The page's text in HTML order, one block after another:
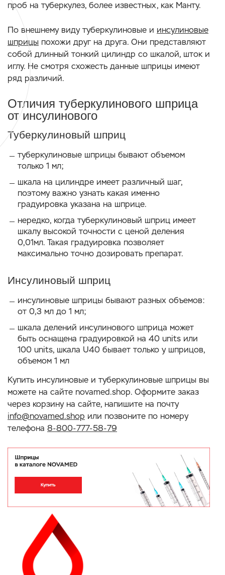
проб на туберкулез, более известных, как Манту.
По внешнему виду туберкулиновые и инсулиновые
шприцы похожи друг на друга. Они представляют
собой длинный тонкий цилиндр со шкалой, шток и
иглу. Не смотря схожесть данные шприцы имеют
ряд различий.
Отличия туберкулинового шприца
от инсулинового
Туберкулиновый шприц
туберкулиновые шприцы бывают объемом
только 1 мл;
шкала на цилиндре имеет различный шаг,
поэтому важно узнать какая именно
градуировка указана на шприце.
нередко, когда туберкулиновый шприц имеет
шкалу высокой точности с ценой деления
0,01мл. Такая градуировка позволяет
максимально точно дозировать препарат.
Инсулиновый шприц
инсулиновые шприцы бывают разных объемов:
от 0,3 мл до 1 мл;
шкала делений инсулинового шприца может
быть оснащена градуировкой на 40 units или
100 units, шкала U40 бывает только у шприцов,
объемом 1 мл
Купить инсулиновые и туберкулиновые шприцы вы
можете на сайте novamed.shop. Оформите заказ
через корзину на сайте, напишите на почту
info@novamed.shop или позвоните по номеру
телефона 8-800-777-58-79